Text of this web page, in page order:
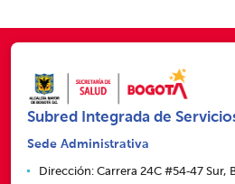
Subred Integrada de
Sede Administrativa
Dirección: Carrera 24C #54‑47 Sur,